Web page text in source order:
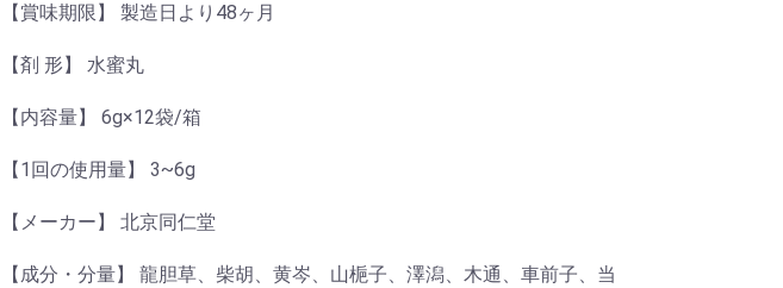
【賞味期限】 製造日より48ヶ月
【剤 形】 水蜜丸
【内容量】 6g×12袋/箱
【1回の使用量】 3~6g
【メーカー】 北京同仁堂
【成分・分量】 龍胆草、柴胡、黄岑、山梔子、澤潟、木通、車前子、当